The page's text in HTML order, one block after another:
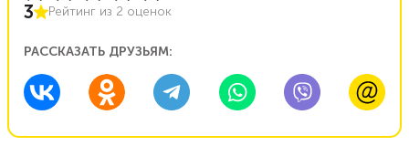
3 Рейтинг из 2 оценок
РАССКАЗАТЬ ДРУЗЬЯМ: